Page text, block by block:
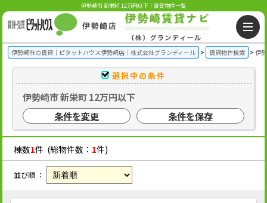
伊勢崎市 新栄町 12万円以下｜賃貸物件一覧
伊勢崎市の賃貸｜ピタットハウス伊勢崎店｜株式会社グランディール 賃貸物件検索 伊
選択中の条件
伊勢崎市 新栄町 12万円以下
条件を変更
条件を保存
棟数1件 (総物件数： 1件)
並び順 ：